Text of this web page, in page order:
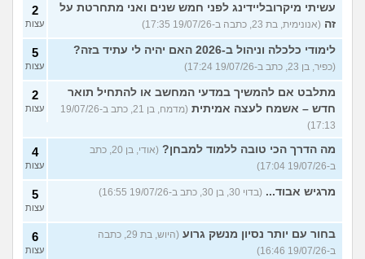
עשיתי מיקרובליידינג לפני חמש שנים ואני מתחרטת על
זה (אנונימית, בת 23, כתבה ב-19/07/26 17:35)
2
עצות
לימודי כלכלה וניהול ב-2026 האם יהיה לי עתיד בזה?
(כפיר, בן 23, כתב ב-19/07/26 17:24)
5
עצות
מתלבט אם להמשיך במדעי המחשב או להתחיל תואר
חדש – אשמח לעצה אמיתית
(מדמח, בן 21, כתב ב-19/07/26
17:13)
2
עצות
מה הדרך הכי טובה ללמוד למבחן?
(אודי, בן 20, כתב
ב-19/07/26 17:04)
4
עצות
מרגיש אבוד... (בדוי 30, בן 30, כתב ב-19/07/26 16:55) 5
עצות
בחור עם יותר נסיון מנשק גרוע
(היוש, בת 29, כתבה
ב-19/07/26 16:46)
6
עצות